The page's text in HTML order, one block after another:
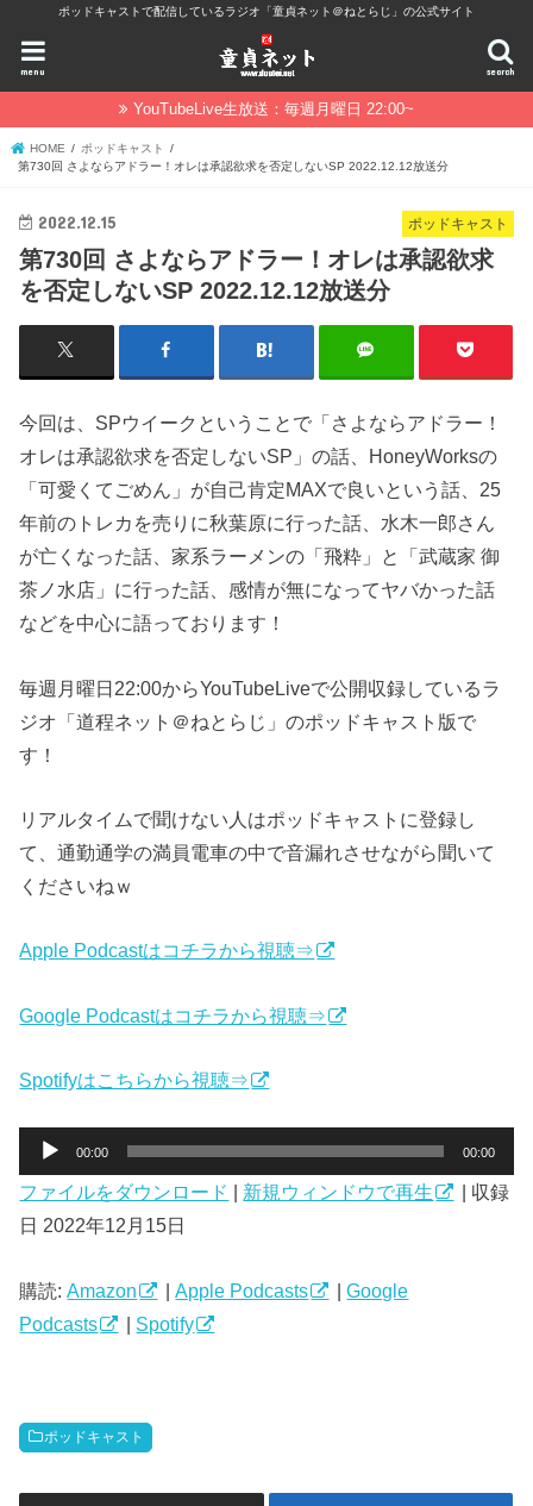
ポッドキャストで配信しているラジオ「童貞ネット＠ねとらじ」の公式サイト
search
menu
YouTubeLive生放送：毎週月曜日 22:00~
HOME
ポッドキャスト
第730回 さよならアドラー！オレは承認欲求を否定しないSP 2022.12.12放送分
ポッドキャスト
2022.12.15
第730回 さよならアドラー！オレは承認欲求
を否定しないSP 2022.12.12放送分
今回は、SPウイークということで「さよならアドラー！
オレは承認欲求を否定しないSP」の話、HoneyWorksの
「可愛くてごめん」が自己肯定MAXで良いという話、25
年前のトレカを売りに秋葉原に行った話、水木一郎さん
が亡くなった話、家系ラーメンの「飛粋」と「武蔵家 御
茶ノ水店」に行った話、感情が無になってヤバかった話
などを中心に語っております！
毎週月曜日22:00からYouTubeLiveで公開収録しているラ
ジオ「道程ネット＠ねとらじ」のポッドキャスト版で
す！
リアルタイムで聞けない人はポッドキャストに登録し
て、通勤通学の満員電車の中で音漏れさせながら聞いて
くださいねｗ
Apple Podcastはコチラから視聴⇒
Google Podcastはコチラから視聴⇒
Spotifyはこちらから視聴⇒
プ
レ
ヤ
ー
00:00 00:00
ファイルをダウンロード 新規ウィンドウで再生
収録
日 2022年12月15日
購読:Amazon |Apple Podcasts |Google
Podcasts
| Spotify
ポッドキャスト